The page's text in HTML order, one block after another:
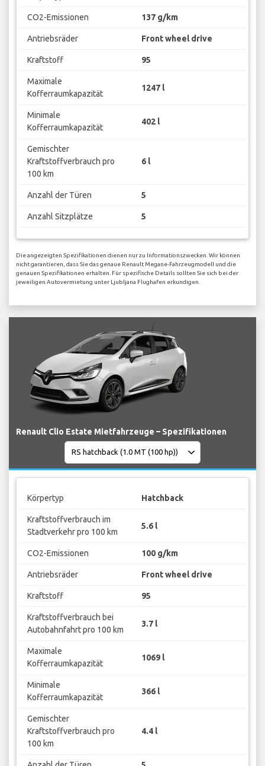
CO2-Emissionen 137 g/km
Antriebsräder Front wheel drive
Kraftstoff 95
Maximale
Kofferraumkapazität
1247 l
Minimale
Kofferraumkapazität
402 l
Gemischter
Kraftstoffverbrauch pro
100 km
6 l
Anzahl der Türen 5
Anzahl Sitzplätze 5
Die angezeigten Spezifikationen dienen nur zu Informationszwecken. Wir können
nicht garantieren, dass Sie das genaue Renault Megane-Fahrzeugmodell und die
genauen Spezifikationen erhalten. Für spezifische Details sollten Sie sich bei der
jeweiligen Autovermietung unter Ljubljana Flughafen erkundigen.
Renault Clio Estate Mietfahrzeuge – Spezifikationen
Körpertyp Hatchback
Kraftstoffverbrauch im
Stadtverkehr pro 100 km
5.6 l
CO2-Emissionen 100 g/km
Antriebsräder Front wheel drive
Kraftstoff 95
Kraftstoffverbrauch bei
Autobahnfahrt pro 100 km
3.7 l
Maximale
Kofferraumkapazität
1069 l
Minimale
Kofferraumkapazität
366 l
Gemischter
Kraftstoffverbrauch pro
100 km
4.4 l